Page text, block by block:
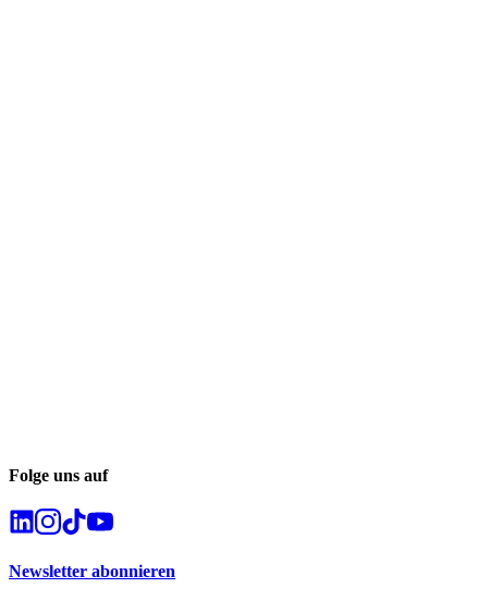
Folge uns auf
Newsletter abonnieren